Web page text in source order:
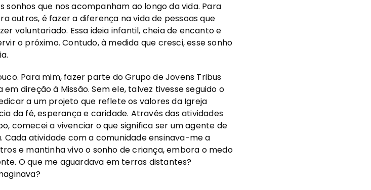
sonhos que nos acompanham ao longo da vida. Para
outros, é fazer a diferença na vida de pessoas que
voluntariado. Essa ideia infantil, cheia de encanto e
o próximo. Contudo, à medida que cresci, esse sonho
Para mim, fazer parte do Grupo de Jovens Tribus
direção à Missão. Sem ele, talvez tivesse seguido o
a um projeto que reflete os valores da Igreja
da fé, esperança e caridade. Através das atividades
comecei a vivenciar o que significa ser um agente de
Cada atividade com a comunidade ensinava-me a
e mantinha vivo o sonho de criança, embora o medo
O que me aguardava em terras distantes?